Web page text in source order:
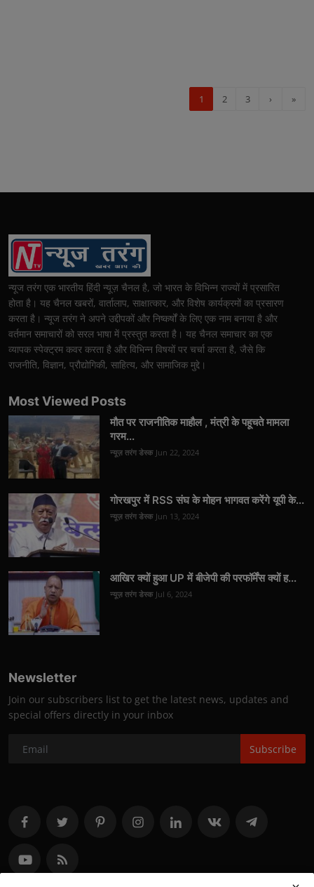
1 2 3 › »
न्यूज तरंग एक भारतीय हिंदी न्यूज़ चैनल है, जो भारत के विभिन्न राज्यों में प्रसारित
होता है। यह चैनल खबरों, वार्तालाप, साक्षात्कार, और विशेष कार्यक्रमों का प्रसारण
करता है। न्यूज तरंग ने अपने उद्दीपकों और निष्कर्षों के लिए एक नाम बनाया है और
वर्तमान समाचारों को सरल भाषा में प्रस्तुत करता है। यह चैनल समाचार का एक
व्यापक स्पेक्ट्रम कवर करता है और विभिन्न विषयों पर चर्चा करता है, जैसे कि
राजनीति, विज्ञान, प्रौद्योगिकी, साहित्य, और सामाजिक मुद्दे।
Most Viewed Posts
मौत पर राजनीतिक माहौल , मंत्री के पहूचते मामला
गरम...
न्यूज़ तरंग डेस्क Jun 22, 2024
गोरखपुर में RSS संघ के मोहन भागवत करेंगे यूपी के...
न्यूज़ तरंग डेस्क Jun 13, 2024
आखिर क्यों हुआ UP में बीजेपी की परफॉर्मेंस क्यों ह...
न्यूज़ तरंग डेस्क Jul 6, 2024
Newsletter
Join our subscribers list to get the latest news, updates and
special offers directly in your inbox
Subscribe